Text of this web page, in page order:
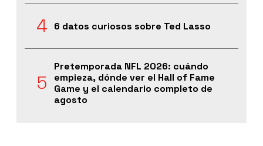
6 datos curiosos sobre Ted Lasso
Pretemporada NFL 2026: cuándo
empieza, dónde ver el Hall of Fame
Game y el calendario completo de
agosto